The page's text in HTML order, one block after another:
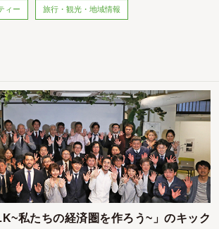
ィー 旅行・観光・地域情報
私たちの経済圏を作ろう~」のキック